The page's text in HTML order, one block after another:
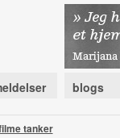
blogs
tanker